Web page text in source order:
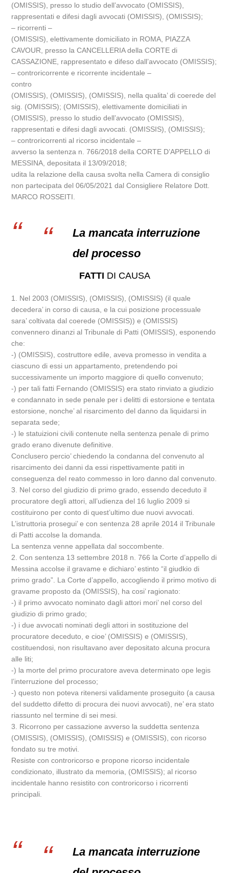
(OMISSIS), presso lo studio dell’avvocato (OMISSIS),
rappresentati e difesi dagli avvocati (OMISSIS), (OMISSIS);
– ricorrenti –
(OMISSIS), elettivamente domiciliato in ROMA, PIAZZA
CAVOUR, presso la CANCELLERIA della CORTE di
CASSAZIONE, rappresentato e difeso dall’avvocato (OMISSIS);
– controricorrente e ricorrente incidentale –
contro
(OMISSIS), (OMISSIS), (OMISSIS), nella qualita’ di coerede del
sig. (OMISSIS); (OMISSIS), elettivamente domiciliati in
(OMISSIS), presso lo studio dell’avvocato (OMISSIS),
rappresentati e difesi dagli avvocati. (OMISSIS), (OMISSIS);
– controricorrenti al ricorso incidentale –
avverso la sentenza n. 766/2018 della CORTE D’APPELLO di
MESSINA, depositata il 13/09/2018;
udita la relazione della causa svolta nella Camera di consiglio
non partecipata del 06/05/2021 dal Consigliere Relatore Dott.
MARCO ROSSEITI.
La mancata interruzione
del processo
FATTI DI CAUSA
1. Nel 2003 (OMISSIS), (OMISSIS), (OMISSIS) (il quale
decedera’ in corso di causa, e la cui posizione processuale
sara’ coltivata dal coerede (OMISSIS)) e (OMISSIS)
convennero dinanzi al Tribunale di Patti (OMISSIS), esponendo
che:
-) (OMISSIS), costruttore edile, aveva promesso in vendita a
ciascuno di essi un appartamento, pretendendo poi
successivamente un importo maggiore di quello convenuto;
-) per tali fatti Fernando (OMISSIS) era stato rinviato a giudizio
e condannato in sede penale per i delitti di estorsione e tentata
estorsione, nonche’ al risarcimento del danno da liquidarsi in
separata sede;
-) le statuizioni civili contenute nella sentenza penale di primo
grado erano divenute definitive.
Conclusero percio’ chiedendo la condanna del convenuto al
risarcimento dei danni da essi rispettivamente patiti in
conseguenza del reato commesso in loro danno dal convenuto.
3. Nel corso del giudizio di primo grado, essendo deceduto il
procuratore degli attori, all’udienza del 16 luglio 2009 si
costituirono per conto di quest’ultimo due nuovi avvocati.
L’istruttoria prosegui’ e con sentenza 28 aprile 2014 il Tribunale
di Patti accolse la domanda.
La sentenza venne appellata dal soccombente.
2. Con sentenza 13 settembre 2018 n. 766 la Corte d’appello di
Messina accolse il gravame e dichiaro’ estinto “il giudkio di
primo grado”. La Corte d’appello, accogliendo il primo motivo di
gravame proposto da (OMISSIS), ha cosi’ ragionato:
-) il primo avvocato nominato dagli attori mori’ nel corso del
giudizio di primo grado;
-) i due avvocati nominati degli attori in sostituzione del
procuratore deceduto, e cioe’ (OMISSIS) e (OMISSIS),
costituendosi, non risultavano aver depositato alcuna procura
alle liti;
-) la morte del primo procuratore aveva determinato ope legis
l’interruzione del processo;
-) questo non poteva ritenersi validamente proseguito (a causa
del suddetto difetto di procura dei nuovi avvocati), ne’ era stato
riassunto nel termine di sei mesi.
3. Ricorrono per cassazione avverso la suddetta sentenza
(OMISSIS), (OMISSIS), (OMISSIS) e (OMISSIS), con ricorso
fondato su tre motivi.
Resiste con controricorso e propone ricorso incidentale
condizionato, illustrato da memoria, (OMISSIS); al ricorso
incidentale hanno resistito con controricorso i ricorrenti
principali.
La mancata interruzione